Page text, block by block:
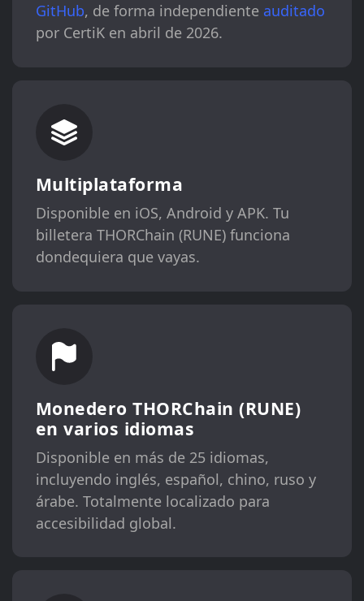
GitHub, de forma independiente auditado
por CertiK en abril de 2026.
Multiplataforma
Disponible en iOS, Android y APK. Tu
billetera THORChain (RUNE) funciona
dondequiera que vayas.
Monedero THORChain (RUNE)
en varios idiomas
Disponible en más de 25 idiomas,
incluyendo inglés, español, chino, ruso y
árabe. Totalmente localizado para
accesibilidad global.